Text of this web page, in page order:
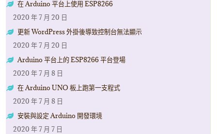
在 Arduino 平台上使用 ESP8266
2020 年 7 月 20 日
更新 WordPress 外掛後導致控制台無法顯示
2020 年 7 月 20 日
Arduino 平台上的 ESP8266 平台登場
2020 年 7 月 8 日
在 Arduino UNO 板上跑第一支程式
2020 年 7 月 8 日
安裝與設定 Arduino 開發環境
2020 年 7 月 7 日